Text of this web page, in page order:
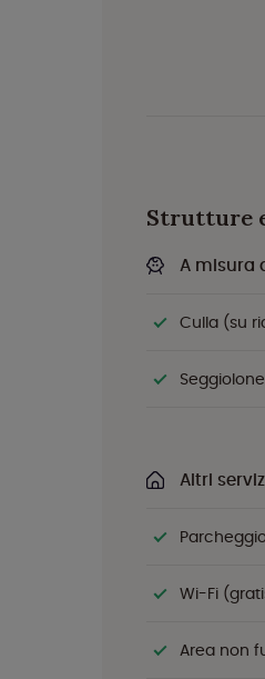
Strutture
A misura
Culla (su
Altri
Wi-Fi
Area non